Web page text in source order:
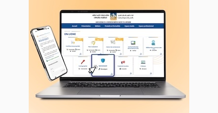
LODJ VIDÉO
L'ODJ LIVE TV
LODJ AUDIO
WEB RADIO R212
Copyright © 2022 Groupe de presse Arrissala
Ce site utilise Google Analytics. En continuant à naviguer, vous nous
autorisez à déposer un cookie à des fins de mesure d'audience